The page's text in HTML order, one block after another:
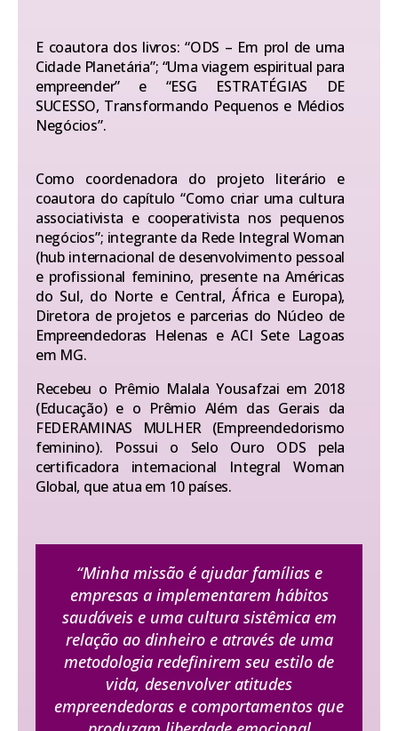
E coautora dos livros: “ODS – Em prol de uma
Cidade Planetária”; “Uma viagem espiritual para
empreender” e “ESG ESTRATÉGIAS DE
SUCESSO, Transformando Pequenos e Médios
Negócios”.
Como coordenadora do projeto literário e
coautora do capítulo “Como criar uma cultura
associativista e cooperativista nos pequenos
negócios”; integrante da Rede Integral Woman
(hub internacional de desenvolvimento pessoal
e profissional feminino, presente na Américas
do Sul, do Norte e Central, África e Europa),
Diretora de projetos e parcerias do Núcleo de
Empreendedoras Helenas e ACI Sete Lagoas
em MG.
Recebeu o Prêmio Malala Yousafzai em 2018
(Educação) e o Prêmio Além das Gerais da
FEDERAMINAS MULHER (Empreendedorismo
feminino). Possui o Selo Ouro ODS pela
certificadora internacional Integral Woman
Global, que atua em 10 países.
“Minha missão é ajudar famílias e
empresas a implementarem hábitos
saudáveis e uma cultura sistêmica em
relação ao dinheiro e através de uma
metodologia redefinirem seu estilo de
vida, desenvolver atitudes
empreendedoras e comportamentos que